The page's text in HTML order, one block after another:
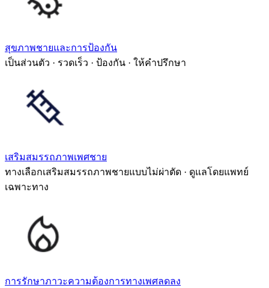
สุขภาพชายและการป้องกัน
เป็นส่วนตัว · รวดเร็ว · ป้องกัน · ให้คำปรึกษา
เสริมสมรรถภาพเพศชาย
ทางเลือกเสริมสมรรถภาพชายแบบไม่ผ่าตัด · ดูแลโดยแพทย์
เฉพาะทาง
การรักษาภาวะความต้องการทางเพศลดลง